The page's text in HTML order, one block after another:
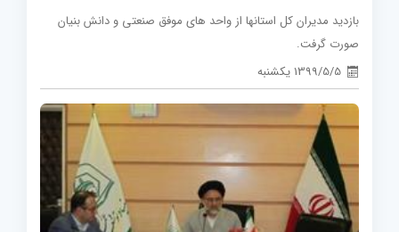
بازدید مدیران کل استانها از واحد های موفق صنعتی و دانش بنیان
صورت گرفت.
1399/5/5 یکشنبه